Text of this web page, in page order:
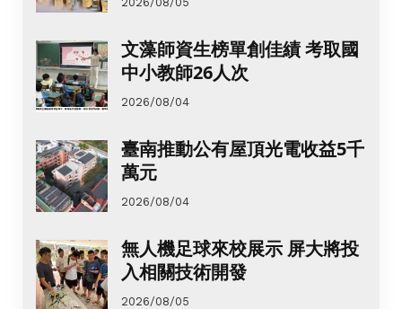
文藻師資生榜單創佳績 考取國
中小教師26人次
2026/08/04
臺南推動公有屋頂光電收益5千
萬元
2026/08/04
無人機足球來校展示 屏大將投
入相關技術開發
2026/08/05